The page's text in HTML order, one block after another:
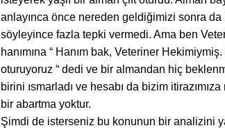
anlayınca önce nereden geldiğimizi sonra
söyleyince fazla tepki vermedi. Ama ben
hanımına “ Hanım bak, Veteriner
oturuyoruz “ dedi ve bir almandan hiç
birini ısmarladı ve hesabı da bizim
bir abartma yoktur.
Şimdi de isterseniz bu konunun bir analizini